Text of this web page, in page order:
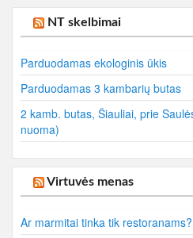
NT skelbimai
Parduodamas ekologinis ūkis
Parduodamas 3 kambarių butas
2 kamb. butas, Šiauliai, prie
nuoma)
Virtuvės menas
Ar marmitai tinka tik restoranams?